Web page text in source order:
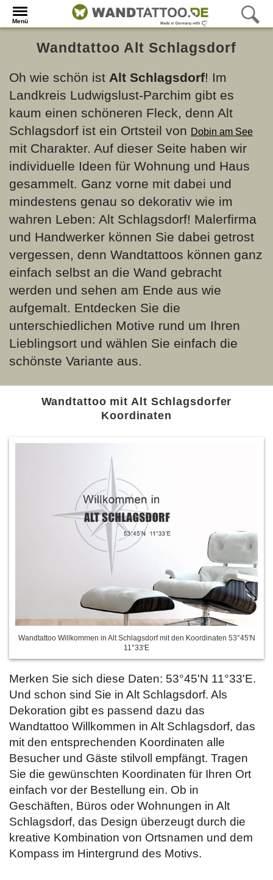
Menü
Wandtattoo Alt Schlagsdorf
Oh wie schön ist Alt Schlagsdorf! Im
Landkreis Ludwigslust-Parchim gibt es
kaum einen schöneren Fleck, denn Alt
Schlagsdorf ist ein Ortsteil von Dobin am See
mit Charakter. Auf dieser Seite haben wir
individuelle Ideen für Wohnung und Haus
gesammelt. Ganz vorne mit dabei und
mindestens genau so dekorativ wie im
wahren Leben: Alt Schlagsdorf! Malerfirma
und Handwerker können Sie dabei getrost
vergessen, denn Wandtattoos können ganz
einfach selbst an die Wand gebracht
werden und sehen am Ende aus wie
aufgemalt. Entdecken Sie die
unterschiedlichen Motive rund um Ihren
Lieblingsort und wählen Sie einfach die
schönste Variante aus.
Wandtattoo mit Alt Schlagsdorfer
Koordinaten
Wandtattoo Willkommen in Alt Schlagsdorf mit den Koordinaten 53°45'N
11°33'E
Merken Sie sich diese Daten: 53°45'N 11°33'E.
Und schon sind Sie in Alt Schlagsdorf. Als
Dekoration gibt es passend dazu das
Wandtattoo Willkommen in Alt Schlagsdorf, das
mit den entsprechenden Koordinaten alle
Besucher und Gäste stilvoll empfängt. Tragen
Sie die gewünschten Koordinaten für Ihren Ort
einfach vor der Bestellung ein. Ob in
Geschäften, Büros oder Wohnungen in Alt
Schlagsdorf, das Design überzeugt durch die
kreative Kombination von Ortsnamen und dem
Kompass im Hintergrund des Motivs.